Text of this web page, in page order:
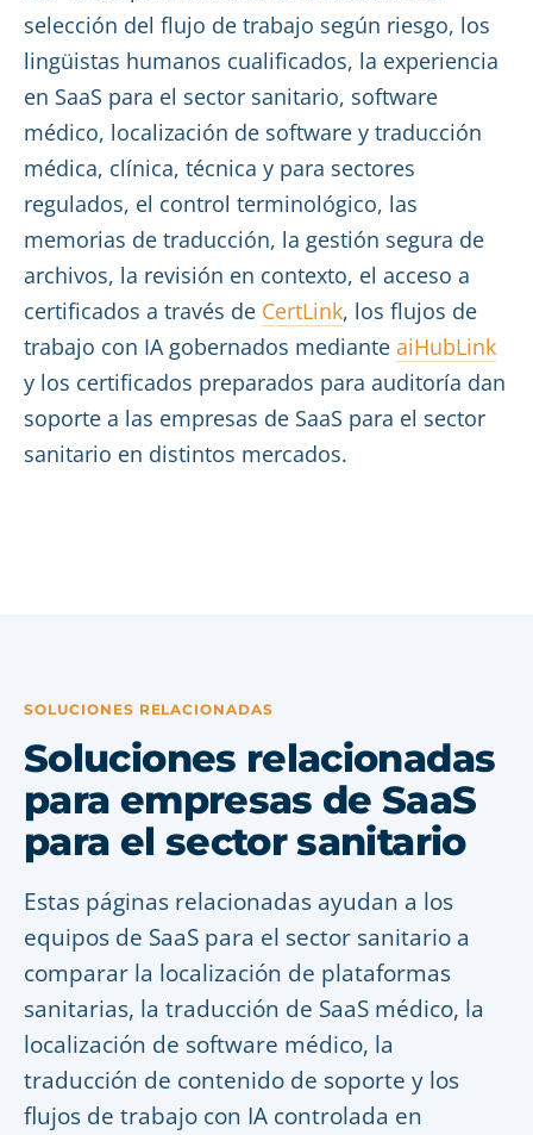
selección del flujo de trabajo según riesgo, los
lingüistas humanos cualificados, la experiencia
en SaaS para el sector sanitario, software
médico, localización de software y traducción
médica, clínica, técnica y para sectores
regulados, el control terminológico, las
memorias de traducción, la gestión segura de
archivos, la revisión en contexto, el acceso a
certificados a través de CertLink, los flujos de
trabajo con IA gobernados mediante aiHubLink
y los certificados preparados para auditoría dan
soporte a las empresas de SaaS para el sector
sanitario en distintos mercados.
SOLUCIONES RELACIONADAS
Soluciones relacionadas
para empresas de SaaS
para el sector sanitario
Estas páginas relacionadas ayudan a los
equipos de SaaS para el sector sanitario a
comparar la localización de plataformas
sanitarias, la traducción de SaaS médico, la
localización de software médico, la
traducción de contenido de soporte y los
flujos de trabajo con IA controlada en